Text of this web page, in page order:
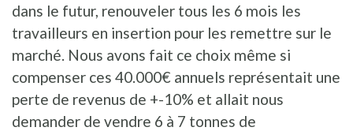
dans le futur, renouveler tous les 6 mois les
travailleurs en insertion pour les remettre sur le
marché. Nous avons fait ce choix même si
compenser ces 40.000€ annuels représentait une
perte de revenus de +-10% et allait nous
demander de vendre 6 à 7 tonnes de